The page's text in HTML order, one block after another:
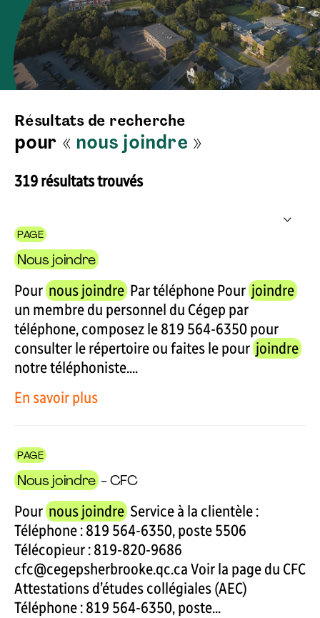
Résultats de recherche
pour « nous joindre »
319 résultats trouvés
PAGE
Nous joindre
Pour nous joindre Par téléphone Pour joindre
un membre du personnel du Cégep par
téléphone, composez le 819 564-6350 pour
consulter le répertoire ou faites le pour joindre
notre téléphoniste....
En savoir plus
PAGE
Nous joindre- CFC
Pour nous joindre Service à la clientèle :
Téléphone : 819 564-6350, poste 5506
Télécopieur : 819-820-9686
cfc@cegepsherbrooke.qc.ca Voir la page du CFC
Attestations d’études collégiales (AEC)
Téléphone : 819 564-6350, poste...